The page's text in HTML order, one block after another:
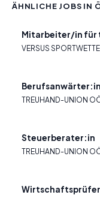
ÄHNLICHE JOBS IN
Mitarbeiter/in für
VERSUS
TREUHAND-UNION
Steuerberater:in
TREUHAND-UNION